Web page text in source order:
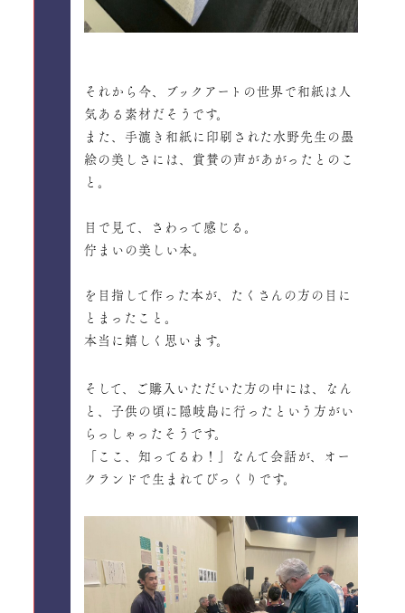
それから今、ブックアートの世界で和紙は人
気ある素材だそうです。
また、手漉き和紙に印刷された水野先生の墨
絵の美しさには、賞賛の声があがったとのこ
と。
目で見て、さわって感じる。
佇まいの美しい本。
を目指して作った本が、たくさんの方の目に
とまったこと。
本当に嬉しく思います。
そして、ご購入いただいた方の中には、なん
と、子供の頃に隠岐島に行ったという方がい
らっしゃったそうです。
「ここ、知ってるわ！」なんて会話が、オー
クランドで生まれてびっくりです。